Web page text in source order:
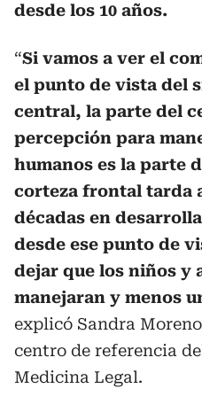
desde los 10 años.
“Si vamos a ver el
el punto de vista del
central, la parte del
percepción para
humanos es la parte
corteza frontal tarda
décadas en
desde ese punto de
dejar que los niños y
manejaran y menos
explicó Sandra
centro de referencia
Medicina Legal.